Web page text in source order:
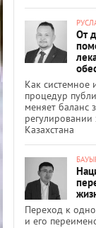
От
Как системное
процедур
меняет баланс
Казахстана
Переход к
и его